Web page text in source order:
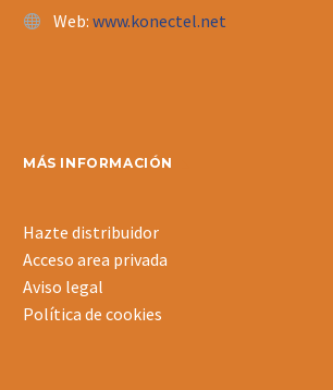
Web: www.konectel.net
MÁS INFORMACIÓN
Hazte distribuidor
Acceso area privada
Aviso legal
Política de cookies